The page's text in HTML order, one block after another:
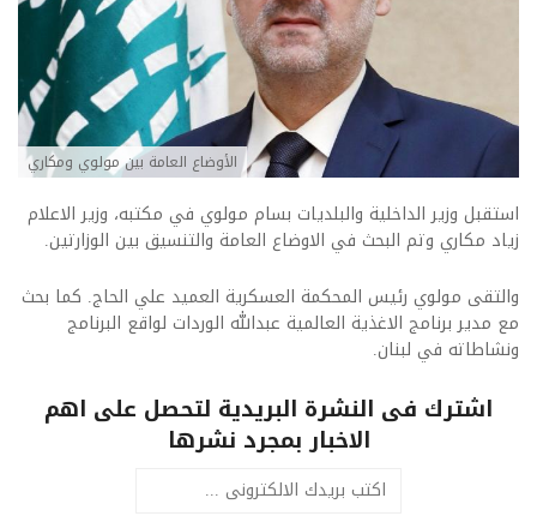
الأوضاع العامة بين مولوي ومكاري
استقبل وزير الداخلية والبلديات بسام مولوي في مكتبه، وزير الاعلام
زياد مكاري وتم البحث في الاوضاع العامة والتنسيق بين الوزارتين.
والتقى مولوي رئيس المحكمة العسكرية العميد علي الحاج. كما بحث
مع مدير برنامج الاغذية العالمية عبدالله الوردات لواقع البرنامج
ونشاطاته في لبنان.
اشترك فى النشرة البريدية لتحصل على اهم
الاخبار بمجرد نشرها